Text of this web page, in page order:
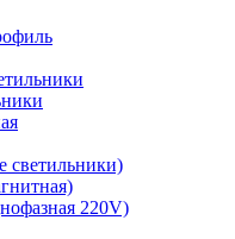
светильники)
220V)